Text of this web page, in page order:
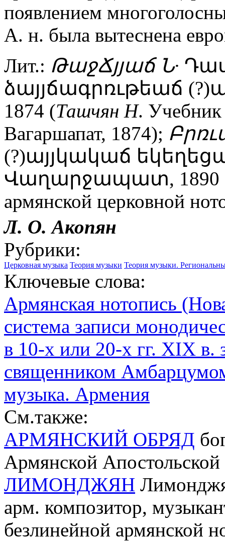
появлением
А. н. была вытеснена
Лит.: ԹաջՃյյաճ Ն·
ձայյճագրռւթեաճ
1874 (Ташчян Н. Учебник
Вагаршапат, 1874);
(?)այյկակաճ
Վաղարջապատ, 1890
армянской церковной
Л. О. Акопян
Рубрики:
Церковная музыка Теория музыки Теория музыки.
Ключевые слова:
Армянская нотопись
система записи
в 10-х или 20-х гг. XIX в.
священником
музыка. Армения
См.также:
АРМЯНСКИЙ ОБРЯД
Армянской
ЛИМОНДЖЯН
арм. композитор,
безлинейной армянской